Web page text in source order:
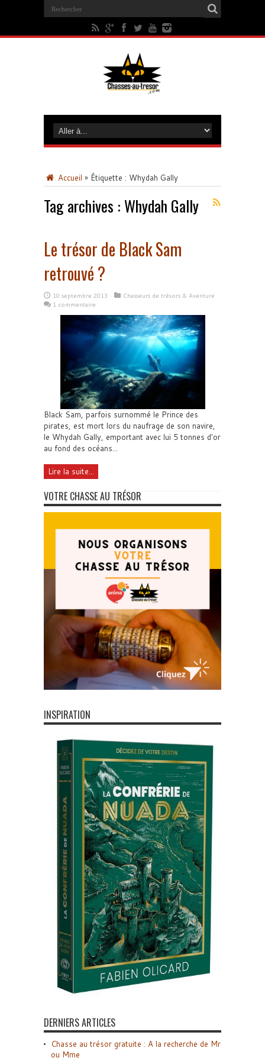
Accueil » Étiquette : Whydah Gally
Tag archives : Whydah Gally
Le trésor de Black Sam
retrouvé ?
10 septembre 2013
Chasseurs de trésors & Aventure
1 commentaire
Black Sam, parfois surnommé le Prince des
pirates, est mort lors du naufrage de son navire,
le Whydah Gally, emportant avec lui 5 tonnes d'or
au fond des océans...
Lire la suite...
VOTRE CHASSE AU TRÉSOR
INSPIRATION
DERNIERS ARTICLES
Chasse au trésor gratuite : A la recherche de Mr
ou Mme